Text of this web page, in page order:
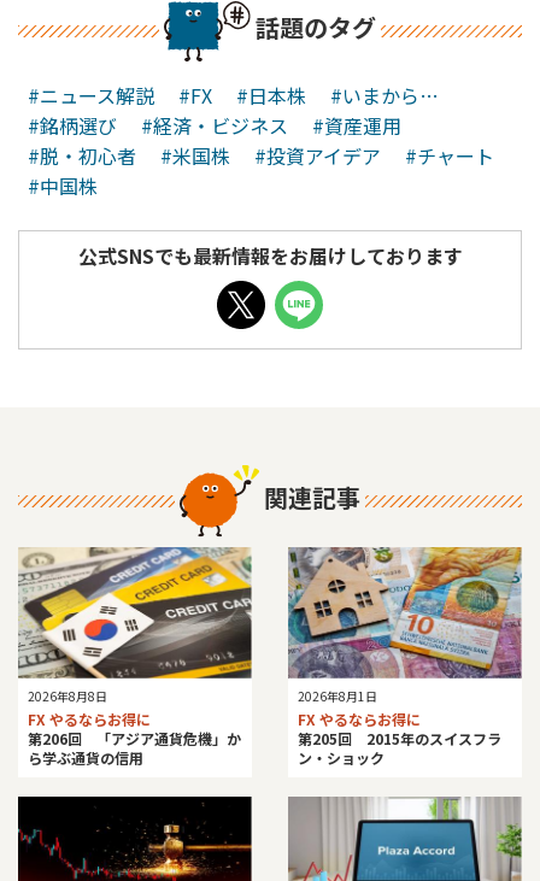
話題のタグ
#ニュース解説 #FX #日本株
#いまから…
#銘柄選び
#経済・ビジネス
#資産運用
#脱・初心者
#米国株 #投資アイデア
#チャート
#中国株
公式SNSでも最新情報をお届けしております
関連記事
2026年8月8日
FX やるならお得に
第206回 「アジア通貨危機」か
ら学ぶ通貨の信用
2026年8月1日
FX やるならお得に
第205回 2015年のスイスフラ
ン・ショック